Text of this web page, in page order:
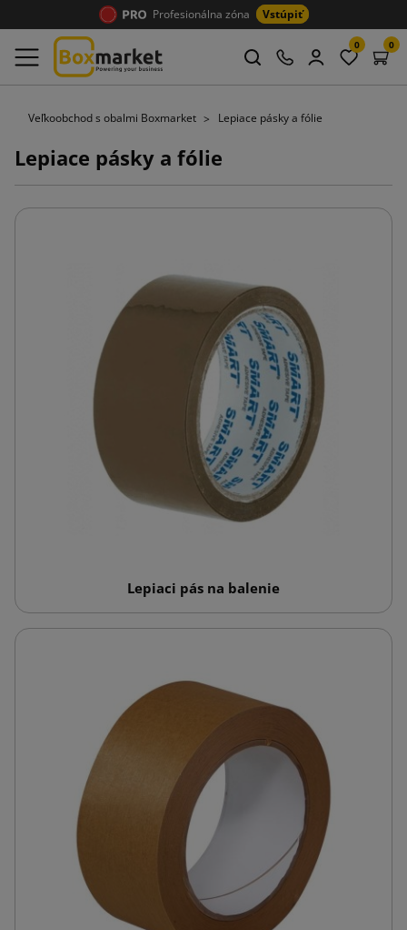
Profesionálna zóna Vstúpiť
0 0
Veľkoobchod s obalmi Boxmarket Lepiace pásky a fólie
Lepiace pásky a fólie
Lepiaci pás na balenie